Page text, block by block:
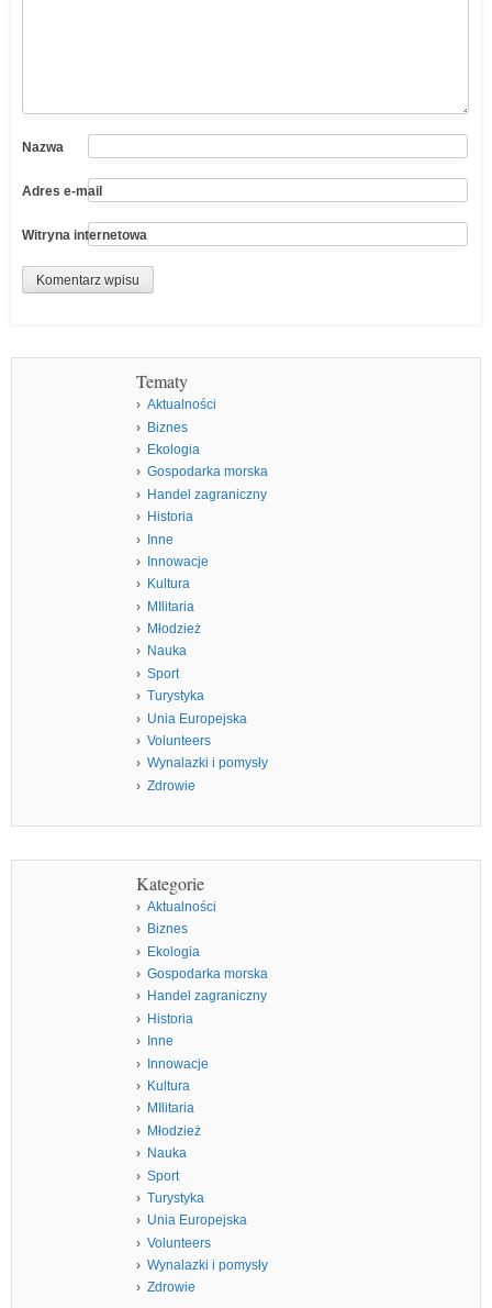
Nazwa
Adres e-mail
Witryna internetowa
Tematy
Aktualności
Biznes
Ekologia
Gospodarka morska
Handel zagraniczny
Historia
Inne
Innowacje
Kultura
MIlitaria
Młodzież
Nauka
Sport
Turystyka
Unia Europejska
Volunteers
Wynalazki i pomysły
Zdrowie
Kategorie
Aktualności
Biznes
Ekologia
Gospodarka morska
Handel zagraniczny
Historia
Inne
Innowacje
Kultura
MIlitaria
Młodzież
Nauka
Sport
Turystyka
Unia Europejska
Volunteers
Wynalazki i pomysły
Zdrowie